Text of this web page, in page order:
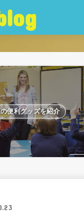
便利グッズを紹介